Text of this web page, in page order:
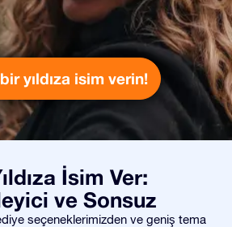
yıldıza isim verin!
İsim Ver:
ve Sonsuz
seçeneklerimizden ve geniş tema